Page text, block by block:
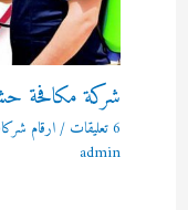
شركة مكافحة
6 تعليقات /ارقام
admin